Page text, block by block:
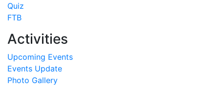
Quiz
FTB
Activities
Upcoming Events
Events Update
Photo Gallery